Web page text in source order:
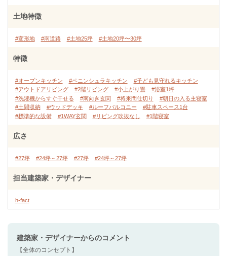
土地特徴
#変形地 #南道路 #土地25坪 #土地20坪〜30坪
特徴
#オープンキッチン #ペニンシュラキッチン
#子ども見守れるキッチン
#アウトドアリビング
#2階リビング #小上がり畳
#浴室1坪
#洗濯機からすぐ干せる
#南向き玄関 #将来間仕切り
#朝日の入る主寝室
#土間収納
#ウッドデッキ #ルーフバルコニー
#駐車スペース1台
#標準的な設備
#1WAY玄関 #リビング吹抜なし #1階寝室
広さ
#27坪 #24坪～27坪 #27坪 #24坪～27坪
担当建築家・デザイナー
h-fact
建築家・デザイナーからのコメント
【全体のコンセプト】